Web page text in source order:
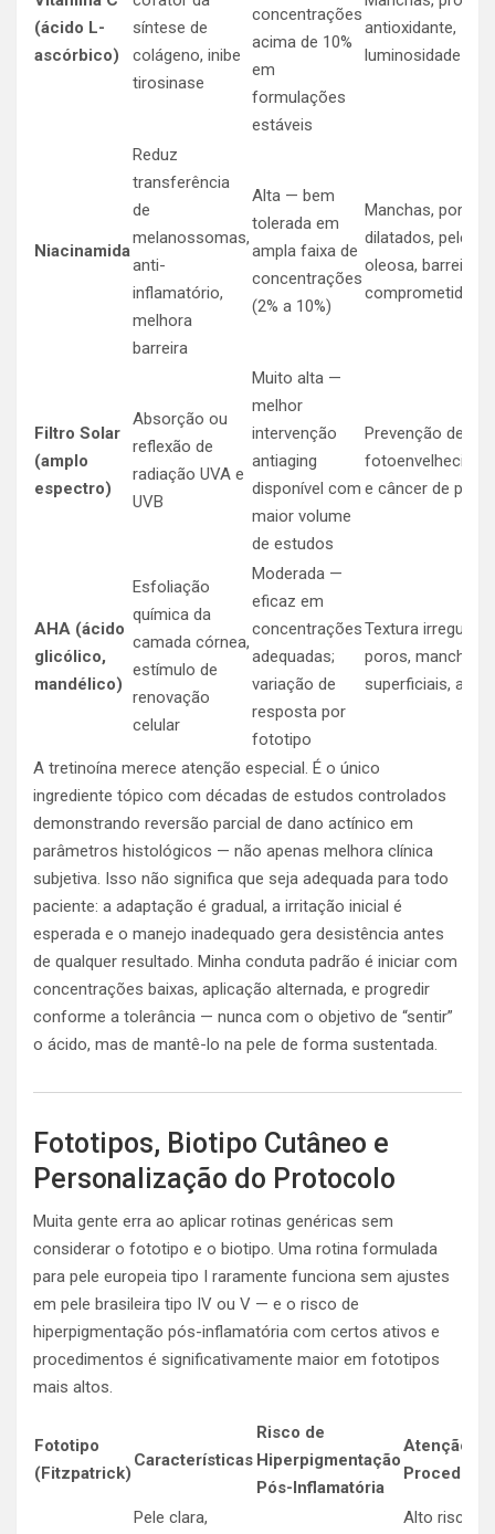
(ácido L-
ascórbico)
síntese de
colágeno, inibe
tirosinase
concentrações
acima de 10%
em
formulações
estáveis
antioxidante,
luminosidade
Niacinamida
Reduz
transferência
de
melanossomas,
anti-
inflamatório,
melhora
barreira
Alta — bem
tolerada em
ampla faixa de
concentrações
(2% a 10%)
Manchas, poros
dilatados, pele
oleosa, barreira
comprometida
Filtro Solar
(amplo
espectro)
Absorção ou
reflexão de
radiação UVA e
UVB
Muito alta —
melhor
intervenção
antiaging
disponível com
maior volume
de estudos
Prevenção de
e câncer de pele
AHA (ácido
glicólico,
mandélico)
Esfoliação
química da
camada córnea,
estímulo de
renovação
celular
Moderada —
eficaz em
concentrações
adequadas;
variação de
resposta por
fototipo
Textura irregular,
poros, manchas
superficiais, acne
A tretinoína merece atenção especial. É o único
ingrediente tópico com décadas de estudos controlados
demonstrando reversão parcial de dano actínico em
parâmetros histológicos — não apenas melhora clínica
subjetiva. Isso não significa que seja adequada para todo
paciente: a adaptação é gradual, a irritação inicial é
esperada e o manejo inadequado gera desistência antes
de qualquer resultado. Minha conduta padrão é iniciar com
concentrações baixas, aplicação alternada, e progredir
conforme a tolerância — nunca com o objetivo de “sentir”
o ácido, mas de mantê-lo na pele de forma sustentada.
Fototipos, Biotipo Cutâneo e
Personalização do Protocolo
Muita gente erra ao aplicar rotinas genéricas sem
considerar o fototipo e o biotipo. Uma rotina formulada
para pele europeia tipo I raramente funciona sem ajustes
em pele brasileira tipo IV ou V — e o risco de
hiperpigmentação pós-inflamatória com certos ativos e
procedimentos é significativamente maior em fototipos
mais altos.
Fototipo
(Fitzpatrick)
Características
Risco de
Hiperpigmentação
Pós-Inflamatória
Atenção
Pele clara,
Alto risco de